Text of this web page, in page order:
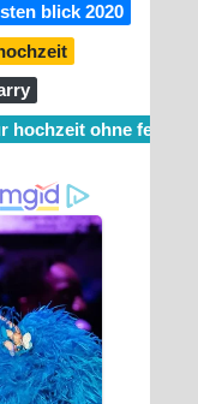
blick 2020
hochzeit ohne feier